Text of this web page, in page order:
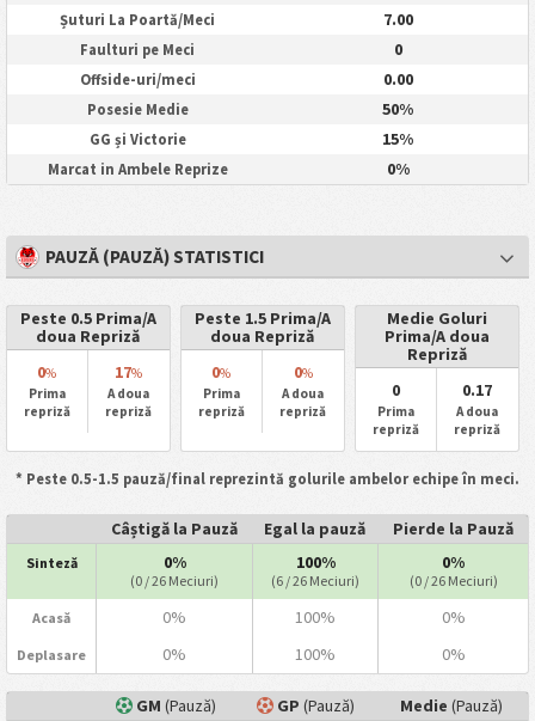
Șuturi La Poartă/Meci 7.00
Faulturi pe Meci 0
Offside-uri/meci 0.00
Posesie Medie 50%
GG și Victorie 15%
Marcat in Ambele Reprize 0%
PAUZĂ (PAUZĂ) STATISTICI
Peste 0.5 Prima/A
doua Repriză
0%
Prima
repriză
17%
A doua
repriză
Peste 1.5 Prima/A
doua Repriză
0%
Prima
repriză
0%
A doua
repriză
Medie Goluri
Prima/A doua
Repriză
0
Prima
repriză
0.17
A doua
repriză
* Peste 0.5-1.5 pauză/final reprezintă golurile ambelor echipe în meci.
Câștigă la Pauză Egal la pauză Pierde la Pauză
Sinteză 0%
(0 / 26 Meciuri)
100%
(6 / 26 Meciuri)
0%
(0 / 26 Meciuri)
Acasă 0% 100% 0%
Deplasare 0% 100% 0%
GM (Pauză) GP (Pauză) Medie (Pauză)